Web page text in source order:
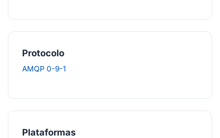
Protocolo
AMQP 0-9-1
Plataformas